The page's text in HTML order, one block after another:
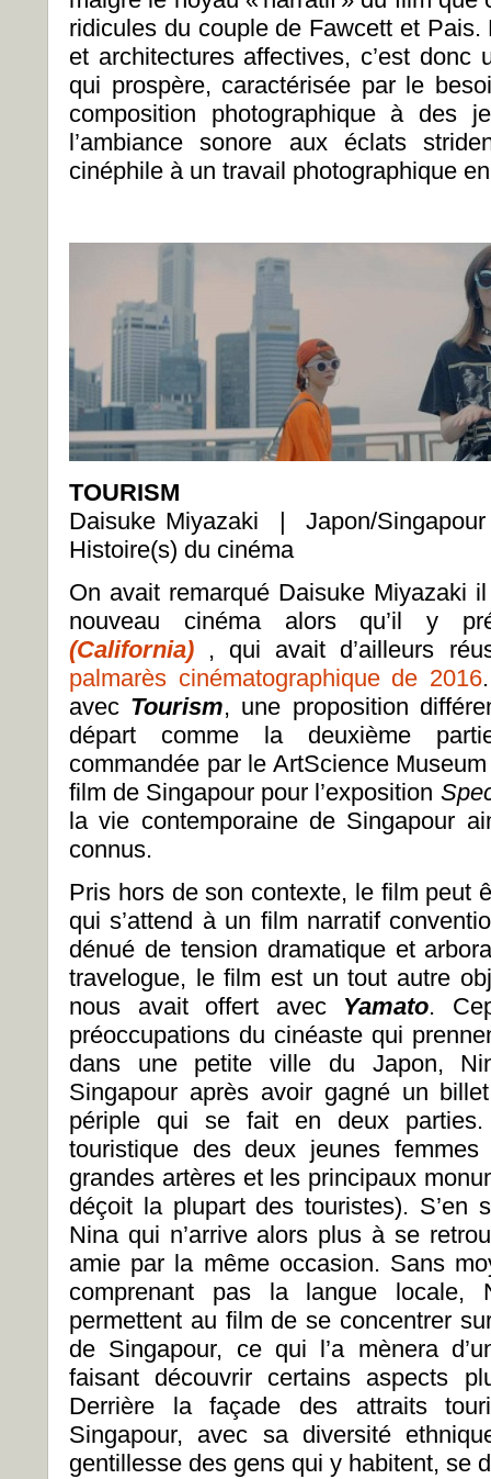
ridicules du couple de Fawcett et
et architectures affectives, c’est donc
qui prospère, caractérisée par le
composition photographique à des
l’ambiance sonore aux éclats
cinéphile à un travail photographique
TOURISM
Daisuke Miyazaki | Japon/
Histoire(s) du cinéma
On avait remarqué Daisuke Miyazaki
nouveau cinéma alors qu’il y
(California) , qui avait d’ailleurs
palmarès cinématographique de 2016
avec Tourism, une proposition
départ comme la deuxième
commandée par le ArtScience
film de Singapour pour l’exposition
la vie contemporaine de Singapour
connus.
Pris hors de son contexte, le film peut
qui s’attend à un film narratif
dénué de tension dramatique et
travelogue, le film est un tout autre
nous avait offert avec Yamato.
préoccupations du cinéaste qui
dans une petite ville du Japon,
Singapour après avoir gagné un
périple qui se fait en deux parties.
touristique des deux jeunes
grandes artères et les principaux
déçoit la plupart des touristes). S’en
Nina qui n’arrive alors plus à se
amie par la même occasion. Sans
comprenant pas la langue locale,
permettent au film de se concentrer
de Singapour, ce qui l’a mènera
faisant découvrir certains aspects
Derrière la façade des attraits
Singapour, avec sa diversité
gentillesse des gens qui y habitent, se